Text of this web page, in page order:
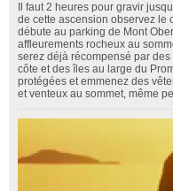
Il faut 2 heures pour gravir
de cette ascension observez le
débute au parking de Mont
affleurements rocheux au
serez déjà récompensé par
côte et des îles au large du
protégées et emmenez des
et venteux au sommet, même